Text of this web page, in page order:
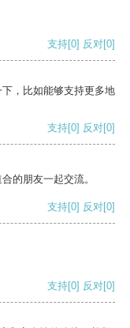
支持[0] 反对[0]
，比如能够支持更多地
支持[0] 反对[0]
的朋友一起交流。
支持[0] 反对[0]
支持[0] 反对[0]